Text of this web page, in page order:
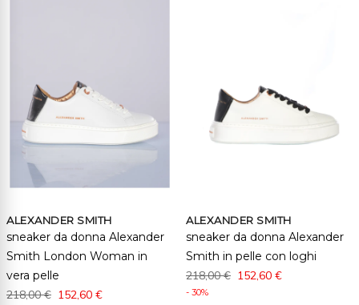
ALEXANDER SMITH
sneaker da donna Alexander
Smith London Woman in
vera pelle
218,00 € 152,60 €
ALEXANDER SMITH
sneaker da donna Alexander
Smith in pelle con loghi
218,00 € 152,60 €
- 30%